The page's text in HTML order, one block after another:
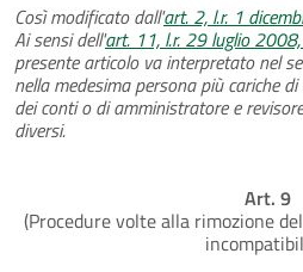
Così modificato dall'art. 2, l.r. 1
Ai sensi dell'art. 11, l.r. 29 luglio
presente articolo va interpretato nel
nella medesima persona più cariche
dei conti o di amministratore e
diversi.
Art. 9
(Procedure volte alla rimozione